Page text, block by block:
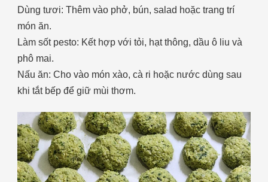
Dùng tươi: Thêm vào phở, bún, salad hoặc trang trí
món ăn.
Làm sốt pesto: Kết hợp với tỏi, hạt thông, dầu ô liu và
phô mai.
Nấu ăn: Cho vào món xào, cà ri hoặc nước dùng sau
khi tắt bếp để giữ mùi thơm.